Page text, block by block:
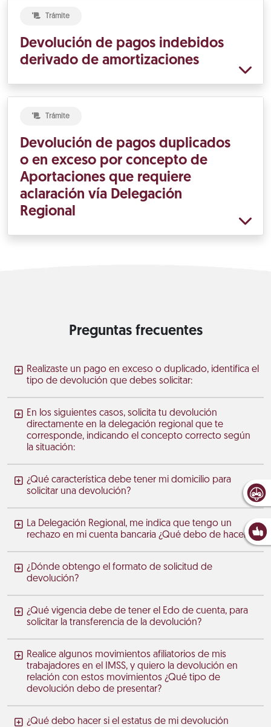
Trámite
Devolución de pagos indebidos
derivado de amortizaciones
Trámite
Devolución de pagos duplicados
o en exceso por concepto de
Aportaciones que requiere
aclaración vía Delegación
Regional
Preguntas frecuentes
Realizaste un pago en exceso o duplicado, identifica el
tipo de devolución que debes solicitar:
En los siguientes casos, solicita tu devolución
directamente en la delegación regional que te
corresponde, indicando el concepto correcto según
la situación:
¿Qué característica debe tener mi domicilio para
solicitar una devolución?
La Delegación Regional, me indica que tengo un
rechazo en mi cuenta bancaria ¿Qué debo de hacer?
¿Dónde obtengo el formato de solicitud de
devolución?
¿Qué vigencia debe de tener el Edo de cuenta, para
solicitar la transferencia de la devolución?
Realice algunos movimientos afiliatorios de mis
trabajadores en el IMSS, y quiero la devolución en
relación con estos movimientos ¿Qué tipo de
devolución debo de presentar?
¿Qué debo hacer si el estatus de mi devolución